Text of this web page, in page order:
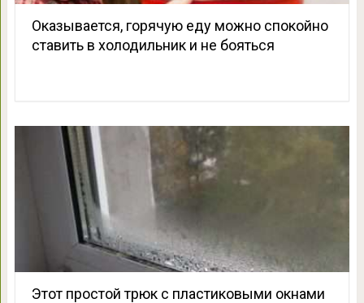
Оказывается, горячую еду можно спокойно
ставить в холодильник и не бояться
Этот простой трюк с пластиковыми окнами